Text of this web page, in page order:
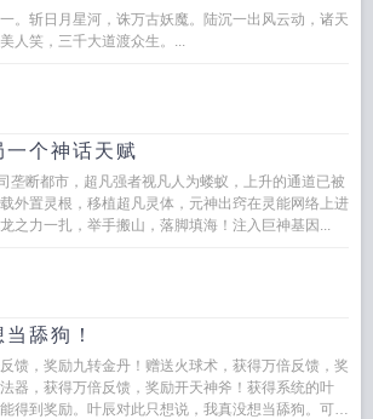
。斩日月星河，诛万古妖魔。陆沉一出风云动，诸天
人笑，三千大道渡众生。...
个神话天赋
垄断都市，超凡强者视凡人为蝼蚁，上升的通道已被
外置灵根，移植超凡灵体，元神出窍在灵能网络上进
之力一扎，举手搬山，落脚填海！注入巨神基因...
舔狗！
馈，奖励九转金丹！赠送火球术，获得万倍反馈，奖
器，获得万倍反馈，奖励开天神斧！获得系统的叶
得到奖励。叶辰对此只想说，我真没想当舔狗。可系